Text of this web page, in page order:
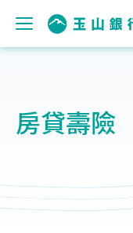
房貸壽險